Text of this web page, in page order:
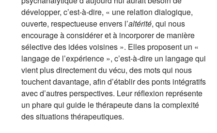
développer, c’est-à-dire, « une relation dialogique,
ouverte, respectueuse envers l’altérité, qui nous
encourage à considérer et à incorporer de manière
sélective des idées voisines ». Elles proposent un «
langage de l’expérience », c’est-à-dire un langage qui
vient plus directement du vécu, des mots qui nous
touchent davantage, afin d’établir des ponts intégratifs
avec d’autres perspectives. Leur réflexion représente
un phare qui guide le thérapeute dans la complexité
des situations thérapeutiques.